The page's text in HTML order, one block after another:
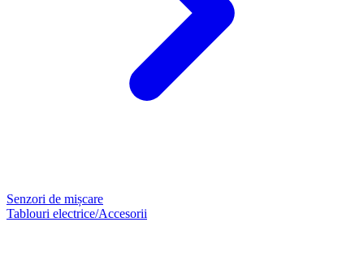
Senzori de mișcare
Tablouri electrice/Accesorii